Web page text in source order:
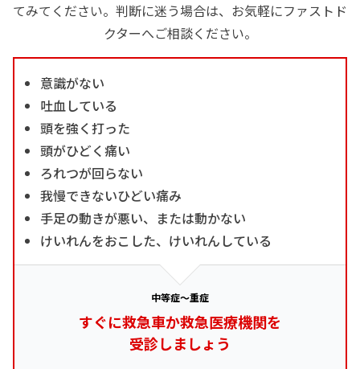
てみてください。判断に迷う場合は、お気軽にファストド
クターへご相談ください。
意識がない
吐血している
頭を強く打った
頭がひどく痛い
ろれつが回らない
我慢できないひどい痛み
手足の動きが悪い、または動かない
けいれんをおこした、けいれんしている
中等症～重症
すぐに救急車か救急医療機関を
受診しましょう